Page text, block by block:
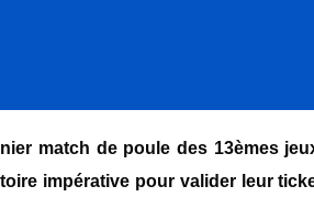
match de poule des 13èmes
impérative pour valider leur